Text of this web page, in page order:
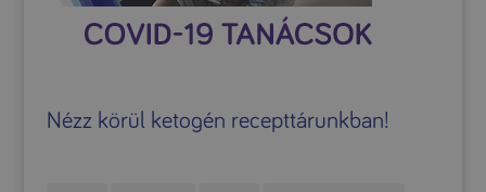
Nézz körül ketogén recepttárunkban!